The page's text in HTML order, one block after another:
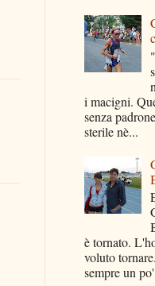
i macigni.
senza
sterile nè...
è tornato.
voluto
sempre un